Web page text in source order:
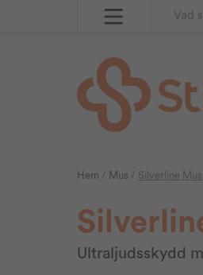
Hem / Mus / Silverline
Ultraljudsskydd